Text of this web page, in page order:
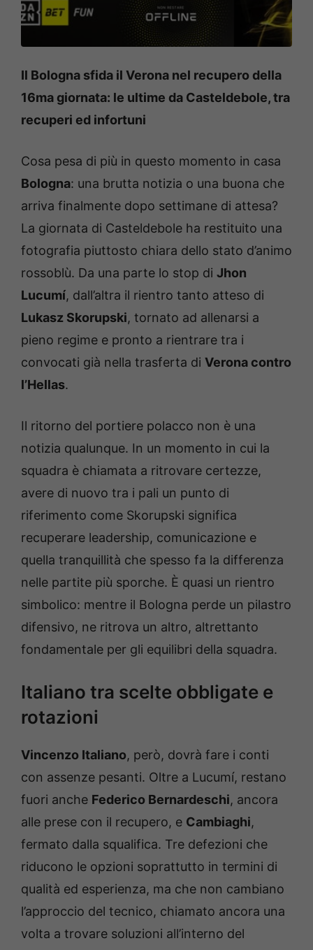
Il Bologna sfida il Verona nel recupero della
16ma giornata: le ultime da Casteldebole, tra
recuperi ed infortuni
Cosa pesa di più in questo momento in casa
Bologna: una brutta notizia o una buona che
arriva finalmente dopo settimane di attesa?
La giornata di Casteldebole ha restituito una
fotografia piuttosto chiara dello stato d’animo
rossoblù. Da una parte lo stop di Jhon
Lucumí, dall’altra il rientro tanto atteso di
Lukasz Skorupski, tornato ad allenarsi a
pieno regime e pronto a rientrare tra i
convocati già nella trasferta di Verona contro
l’Hellas.
Il ritorno del portiere polacco non è una
notizia qualunque. In un momento in cui la
squadra è chiamata a ritrovare certezze,
avere di nuovo tra i pali un punto di
riferimento come Skorupski significa
recuperare leadership, comunicazione e
quella tranquillità che spesso fa la differenza
nelle partite più sporche. È quasi un rientro
simbolico: mentre il Bologna perde un pilastro
difensivo, ne ritrova un altro, altrettanto
fondamentale per gli equilibri della squadra.
Italiano tra scelte obbligate e
rotazioni
Vincenzo Italiano, però, dovrà fare i conti
con assenze pesanti. Oltre a Lucumí, restano
fuori anche Federico Bernardeschi, ancora
alle prese con il recupero, e Cambiaghi,
fermato dalla squalifica. Tre defezioni che
riducono le opzioni soprattutto in termini di
qualità ed esperienza, ma che non cambiano
l’approccio del tecnico, chiamato ancora una
volta a trovare soluzioni all’interno del